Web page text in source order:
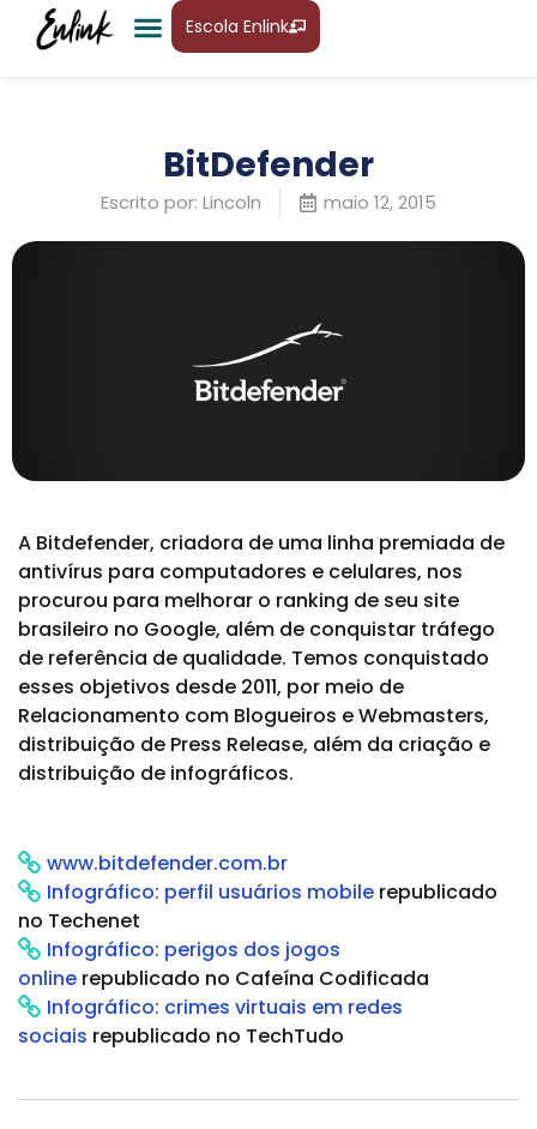
Escola Enlink
BitDefender
Escrito por: Lincoln maio 12, 2015
A Bitdefender, criadora de uma linha premiada de
antivírus para computadores e celulares, nos
procurou para melhorar o ranking de seu site
brasileiro no Google, além de conquistar tráfego
de referência de qualidade. Temos conquistado
esses objetivos desde 2011, por meio de
Relacionamento com Blogueiros e Webmasters,
distribuição de Press Release, além da criação e
distribuição de infográficos.
www.bitdefender.com.br
Infográfico: perfil usuários mobile republicado
no Techenet
Infográfico: perigos dos jogos
online republicado no Cafeína Codificada
Infográfico: crimes virtuais em redes
sociais republicado no TechTudo